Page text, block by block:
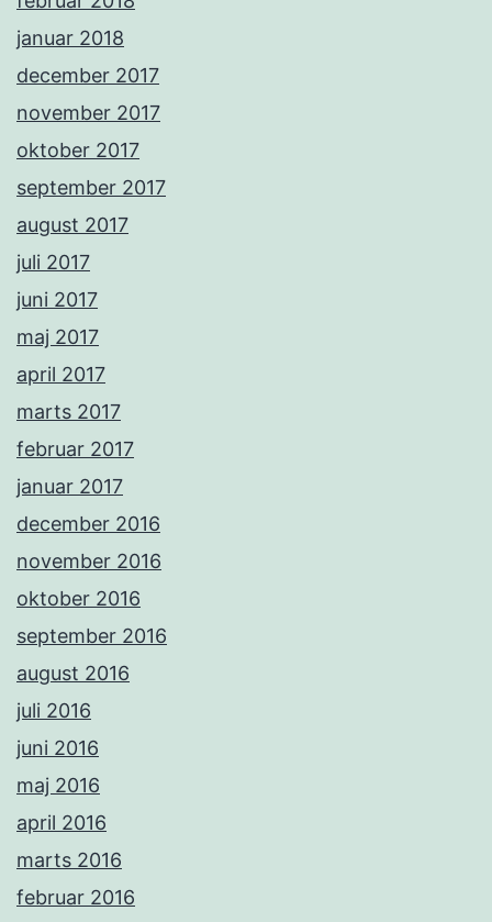
januar 2018
december 2017
november 2017
oktober 2017
september 2017
august 2017
juli 2017
juni 2017
maj 2017
april 2017
marts 2017
februar 2017
januar 2017
december 2016
november 2016
oktober 2016
september 2016
august 2016
juli 2016
juni 2016
maj 2016
april 2016
marts 2016
februar 2016